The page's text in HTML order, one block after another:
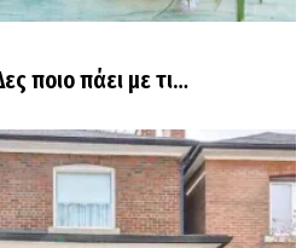
ποιο πάει με τι…